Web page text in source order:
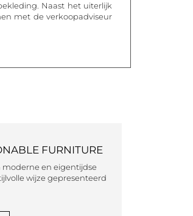
Naast het uiterlijk
met de verkoopadviseur
FURNITURE
moderne en eigentijdse
wijze gepresenteerd